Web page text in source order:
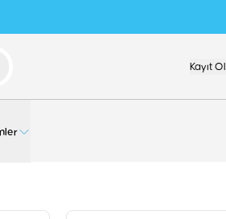
Kayıt Ol